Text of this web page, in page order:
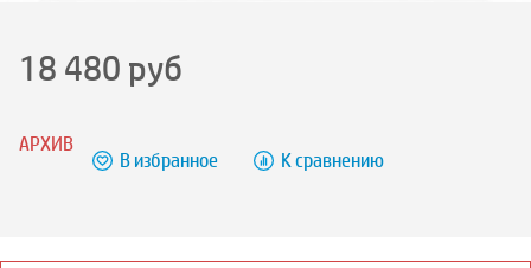
18 480 руб
АРХИВ
В избранное К сравнению